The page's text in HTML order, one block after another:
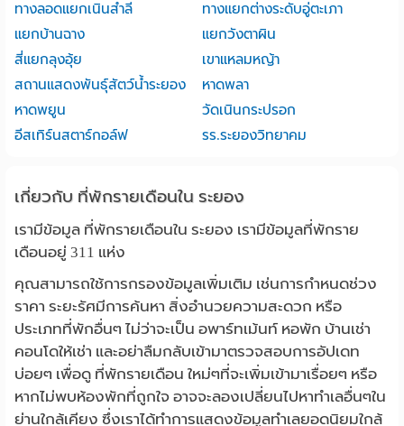
ทางลอดแยกเนินสำลี
ทางแยกต่างระดับอู่ตะเภา
แยกบ้านฉาง
แยกวังตาผิน
สี่แยกลุงอุ้ย
เขาแหลมหญ้า
สถานแสดงพันธุ์สัตว์น้ำระยอง
หาดพลา
หาดพยูน
วัดเนินกระปรอก
อีสเทิร์นสตาร์กอล์ฟ
รร.ระยองวิทยาคม
เกี่ยวกับ ที่พักรายเดือนใน ระยอง
เรามีข้อมูล ที่พักรายเดือนใน ระยอง เรามีข้อมูลที่พักราย
เดือนอยู่ 311 แห่ง
คุณสามารถใช้การกรองข้อมูลเพิ่มเติม เช่นการกำหนดช่วง
ราคา ระยะรัศมีการค้นหา สิ่งอำนวยความสะดวก หรือ
ประเภทที่พักอื่นๆ ไม่ว่าจะเป็น อพาร์ทเม้นท์ หอพัก บ้านเช่า
คอนโดให้เช่า และอย่าลืมกลับเข้ามาตรวจสอบการอัปเดท
บ่อยๆ เพื่อดู ที่พักรายเดือน ใหม่ๆที่จะเพิ่มเข้ามาเรื่อยๆ หรือ
หากไม่พบห้องพักที่ถูกใจ อาจจะลองเปลี่ยนไปหาทำเลอื่นๆใน
ย่านใกล้เคียง ซึ่งเราได้ทำการแสดงข้อมูลทำเลยอดนิยมใกล้